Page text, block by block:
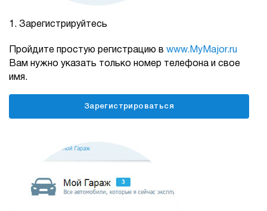
1. Зарегистрируйтесь
Пройдите простую регистрацию в www.MyMajor.ru
Вам нужно указать только номер телефона и свое
имя.
Зарегистрироваться